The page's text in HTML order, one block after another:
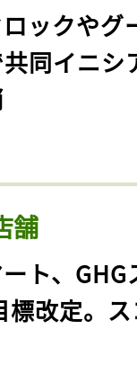
ロックやグ
同イニシ
舗
ト、GHG
標改定。